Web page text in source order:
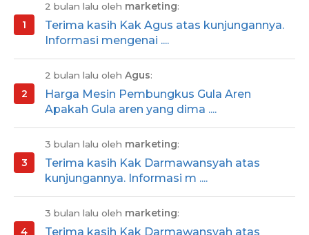
2 bulan lalu oleh marketing:
Terima kasih Kak Agus atas kunjungannya.
Informasi mengenai ....
2 bulan lalu oleh Agus:
Harga Mesin Pembungkus Gula Aren
Apakah Gula aren yang dima ....
3 bulan lalu oleh marketing:
Terima kasih Kak Darmawansyah atas
kunjungannya. Informasi m ....
3 bulan lalu oleh marketing:
Terima kasih Kak Darmawansyah atas